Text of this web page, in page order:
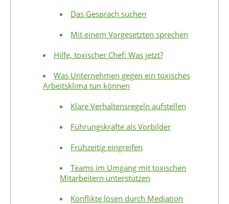
Das Gespräch suchen
Mit einem Vorgesetzten sprechen
Hilfe, toxischer Chef: Was jetzt?
Was Unternehmen gegen ein toxisches
Arbeitsklima tun können
Klare Verhaltensregeln aufstellen
Führungskräfte als Vorbilder
Frühzeitig eingreifen
Teams im Umgang mit toxischen
Mitarbeitern unterstützen
Konflikte lösen durch Mediation